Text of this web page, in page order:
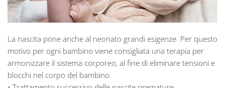
La nascita pone anche al neonato grandi esigenze. Per questo
motivo per ogni bambino viene consigliata una terapia per
armonizzare il sistema corporeo, al fine di eliminare tensioni e
blocchi nel corpo del bambino.